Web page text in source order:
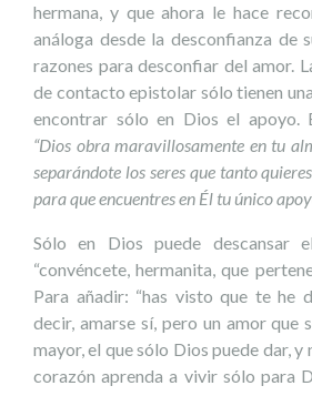
hermana, y que ahora le hace
análoga desde la desconfianza de
razones para desconfiar del amor.
de contacto epistolar sólo tienen
encontrar sólo en Dios el apoyo.
“Dios obra maravillosamente en tu
separándote los seres que tanto
para que encuentres en Él tu único
Sólo en Dios puede descansar
“convéncete, hermanita, que
Para añadir: “has visto que te he
decir, amarse sí, pero un amor que
mayor, el que sólo Dios puede dar, y
corazón aprenda a vivir sólo para